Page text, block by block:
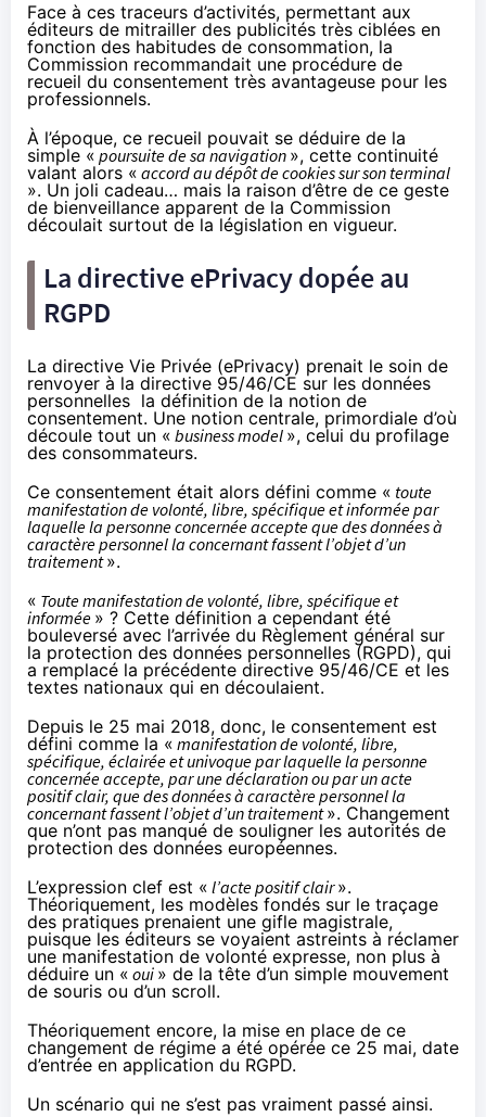
Face à ces traceurs d’activités, permettant aux
éditeurs de mitrailler des publicités très ciblées en
fonction des habitudes de consommation, la
Commission recommandait une procédure de
recueil du consentement très avantageuse pour les
professionnels.
À l’époque, ce recueil pouvait se déduire de la
simple « poursuite de sa navigation », cette continuité
valant alors « accord au dépôt de cookies sur son terminal
». Un joli cadeau… mais la raison d’être de ce geste
de bienveillance apparent de la Commission
découlait surtout de la législation en vigueur.
La directive ePrivacy dopée au
RGPD
La directive Vie Privée (ePrivacy) prenait le soin de
renvoyer à la directive 95/46/CE sur les données
personnelles la définition de la notion de
consentement. Une notion centrale, primordiale d’où
découle tout un « business model », celui du profilage
des consommateurs.
Ce consentement était alors défini comme « toute
manifestation de volonté, libre, spécifique et informée par
laquelle la personne concernée accepte que des données à
caractère personnel la concernant fassent l’objet d’un
traitement».
« Toute manifestation de volonté, libre, spécifique et
informée » ? Cette définition a cependant été
bouleversé avec l’arrivée du Règlement général sur
la protection des données personnelles (RGPD), qui
a remplacé la précédente directive 95/46/CE et les
textes nationaux qui en découlaient.
Depuis le 25 mai 2018, donc, le consentement est
défini comme la « manifestation de volonté, libre,
spécifique, éclairée et univoque par laquelle la personne
concernée accepte, par une déclaration ou par un acte
positif clair, que des données à caractère personnel la
concernant fassent l’objet d’un traitement». Changement
que n’ont pas manqué de souligner les autorités de
protection des données européennes.
L’expression clef est « l’acte positif clair».
Théoriquement, les modèles fondés sur le traçage
des pratiques prenaient une gifle magistrale,
puisque les éditeurs se voyaient astreints à réclamer
une manifestation de volonté expresse, non plus à
déduire un « oui » de la tête d’un simple mouvement
de souris ou d’un scroll.
Théoriquement encore, la mise en place de ce
changement de régime a été opérée ce 25 mai, date
d’entrée en application du RGPD.
Un scénario qui ne s’est pas vraiment passé ainsi.